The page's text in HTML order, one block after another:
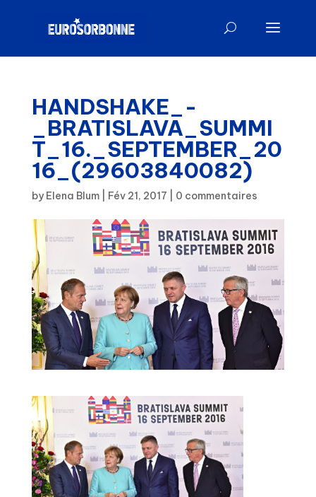
HANDSHAKE_-
_BRATISLAVA_SUMMI
T_16._SEPTEMBER_20
16_(29603840082)
by Elena Blum| Fév 21, 2017 0 commentaires